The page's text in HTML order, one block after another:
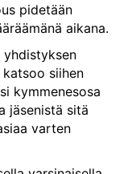
pidetään
aikana.
yhdistyksen
siihen
kymmenesosa
jäsenistä sitä
varten